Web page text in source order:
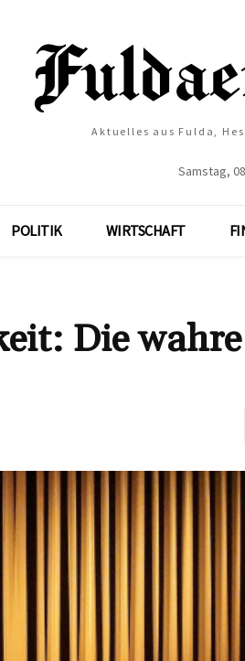
Aktuelles aus Fulda,
Samstag,
POLITIK WIRTSCHAFT
Die